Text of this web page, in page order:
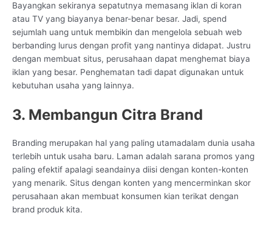
Bayangkan sekiranya sepatutnya memasang iklan di koran
atau TV yang biayanya benar-benar besar. Jadi, spend
sejumlah uang untuk membikin dan mengelola sebuah web
berbanding lurus dengan profit yang nantinya didapat. Justru
dengan membuat situs, perusahaan dapat menghemat biaya
iklan yang besar. Penghematan tadi dapat digunakan untuk
kebutuhan usaha yang lainnya.
3. Membangun Citra Brand
Branding merupakan hal yang paling utamadalam dunia usaha
terlebih untuk usaha baru. Laman adalah sarana promos yang
paling efektif apalagi seandainya diisi dengan konten-konten
yang menarik. Situs dengan konten yang mencerminkan skor
perusahaan akan membuat konsumen kian terikat dengan
brand produk kita.